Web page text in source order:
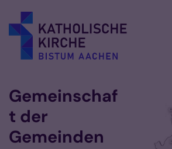
Gemeinschaf
t der
Gemeinden